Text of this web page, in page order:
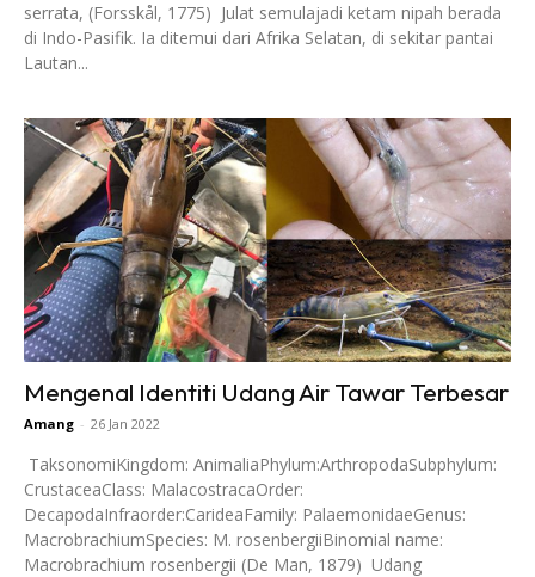
serrata, (Forsskål, 1775) Julat semulajadi ketam nipah berada
di Indo-Pasifik. Ia ditemui dari Afrika Selatan, di sekitar pantai
Lautan...
Mengenal Identiti Udang Air Tawar Terbesar
Amang - 26 Jan 2022
TaksonomiKingdom: AnimaliaPhylum:ArthropodaSubphylum:
CrustaceaClass: MalacostracaOrder:
DecapodaInfraorder:CarideaFamily: PalaemonidaeGenus:
MacrobrachiumSpecies: M. rosenbergiiBinomial name:
Macrobrachium rosenbergii (De Man, 1879) Udang